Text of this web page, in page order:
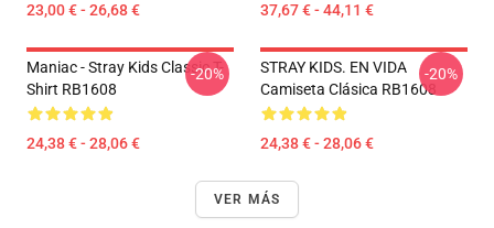
23,00 € - 26,68 € 37,67 € - 44,11 €
Maniac - Stray Kids Classic T-
Shirt RB1608
24,38 € - 28,06 €
-20%
STRAY KIDS. EN VIDA
Camiseta Clásica RB1608
24,38 € - 28,06 €
-20%
VER MÁS